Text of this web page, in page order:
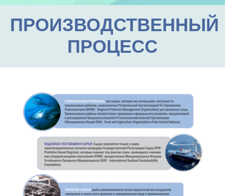
ПРОИЗВОДСТВЕННЫЙ
ПРОЦЕСС